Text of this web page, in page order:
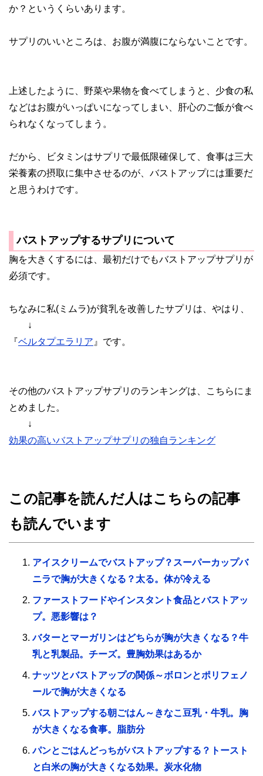
か？というくらいあります。
サプリのいいところは、お腹が満腹にならないことです。
上述したように、野菜や果物を食べてしまうと、少食の私
などはお腹がいっぱいになってしまい、肝心のご飯が食べ
られなくなってしまう。
だから、ビタミンはサプリで最低限確保して、食事は三大
栄養素の摂取に集中させるのが、バストアップには重要だ
と思うわけです。
バストアップするサプリについて
胸を大きくするには、最初だけでもバストアップサプリが
必須です。
ちなみに私(ミムラ)が貧乳を改善したサプリは、やはり、
↓
『ベルタプエラリア 』です。
その他のバストアップサプリのランキングは、こちらにま
とめました。
↓
効果の高いバストアップサプリの独自ランキング
この記事を読んだ人はこちらの記事
も読んでいます
アイスクリームでバストアップ？スーパーカップバ
ニラで胸が大きくなる？太る。体が冷える
ファーストフードやインスタント食品とバストアッ
プ。悪影響は？
バターとマーガリンはどちらが胸が大きくなる？牛
乳と乳製品。チーズ。豊胸効果はあるか
ナッツとバストアップの関係～ボロンとポリフェノ
ールで胸が大きくなる
バストアップする朝ごはん～きなこ豆乳・牛乳。胸
が大きくなる食事。脂肪分
パンとごはんどっちがバストアップする？トースト
と白米の胸が大きくなる効果。炭水化物